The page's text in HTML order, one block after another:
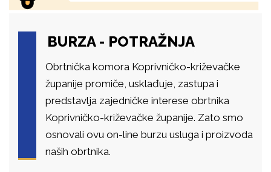
BURZA - POTRAŽNJA
Obrtnička komora Koprivničko-križevačke
županije promiče, usklađuje, zastupa i
predstavlja zajedničke interese obrtnika
Koprivničko-križevačke županije. Zato smo
osnovali ovu on-line burzu usluga i proizvoda
naših obrtnika.